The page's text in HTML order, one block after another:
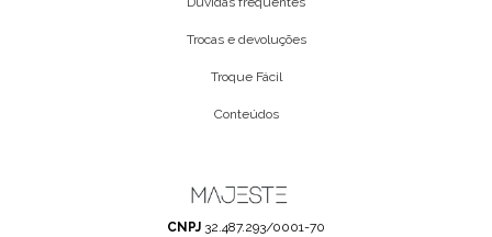
Trocas e devoluções
Troque Fácil
Conteúdos
CNPJ 32.487.293/0001-70